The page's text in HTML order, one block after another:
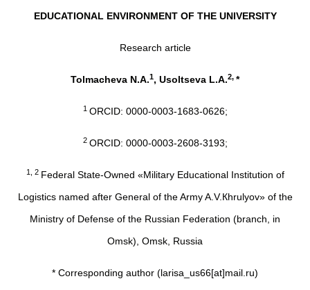
EDUCATIONAL ENVIRONMENT OF THE UNIVERSITY
Research article
Tolmacheva N.A.1, Usoltseva L.A.2, *
1 ORCID: 0000-0003-1683-0626;
2 ORCID: 0000-0003-2608-3193;
1, 2 Federal State-Owned «Military Educational Institution of
Logistics named after General of the Army A.V.Кhrulyov» of the
Ministry of Defense of the Russian Federation (branch, in
Omsk), Omsk, Russia
* Corresponding author (larisa_us66[at]mail.ru)